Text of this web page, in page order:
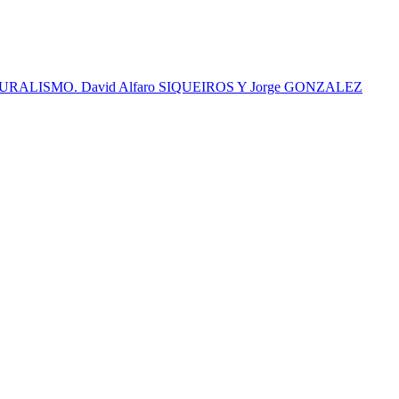
David Alfaro SIQUEIROS Y Jorge GONZALEZ